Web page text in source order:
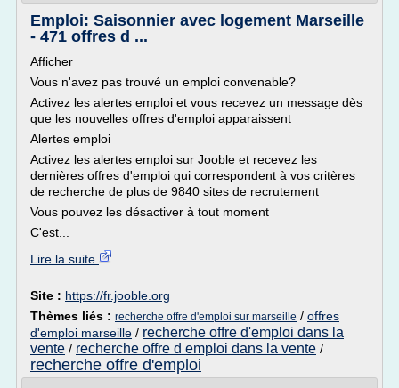
Emploi: Saisonnier avec logement Marseille
- 471 offres d ...
Afficher
Vous n'avez pas trouvé un emploi convenable?
Activez les alertes emploi et vous recevez un message dès
que les nouvelles offres d'emploi apparaissent
Alertes emploi
Activez les alertes emploi sur Jooble et recevez les
dernières offres d'emploi qui correspondent à vos critères
de recherche de plus de 9840 sites de recrutement
Vous pouvez les désactiver à tout moment
C'est...
Lire la suite
Site : https://fr.jooble.org
Thèmes liés : recherche offre d'emploi sur marseille / offres
d'emploi marseille / recherche offre d'emploi dans la
vente / recherche offre d emploi dans la vente /
recherche offre d'emploi